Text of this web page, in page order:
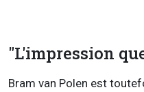
"L'impression
Bram van Polen est